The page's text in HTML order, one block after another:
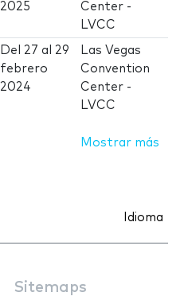
2025
Center -
LVCC
Del 27 al 29
febrero
2024
Las Vegas
Convention
Center -
LVCC
Mostrar más
Idioma
Sitemaps